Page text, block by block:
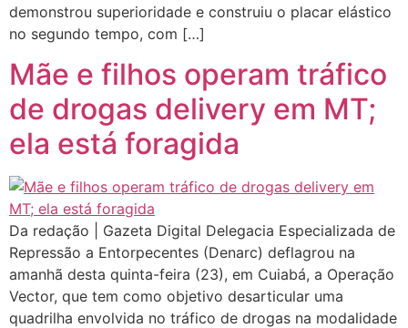
demonstrou superioridade e construiu o placar elástico
no segundo tempo, com […]
Mãe e filhos operam tráfico
de drogas delivery em MT;
ela está foragida
Da redação | Gazeta Digital Delegacia Especializada de
Repressão a Entorpecentes (Denarc) deflagrou na
amanhã desta quinta-feira (23), em Cuiabá, a Operação
Vector, que tem como objetivo desarticular uma
quadrilha envolvida no tráfico de drogas na modalidade